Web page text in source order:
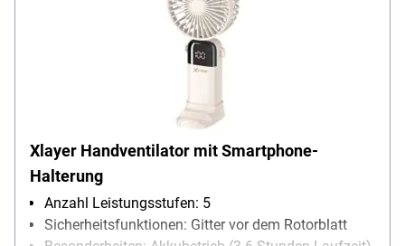
Xlayer Handventilator mit Smartphone-
Halterung
Anzahl Leistungsstufen: 5
Sicherheitsfunktionen: Gitter vor dem Rotorblatt